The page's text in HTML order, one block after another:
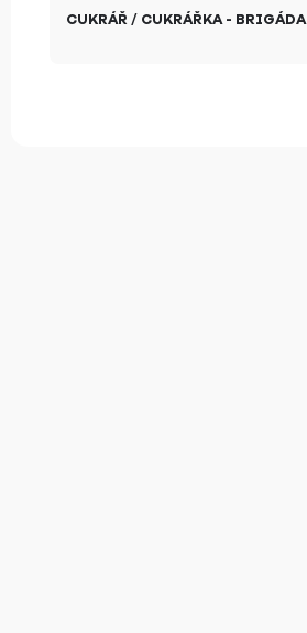
CUKRÁŘ / CUKRÁŘKA - BRIGÁDA